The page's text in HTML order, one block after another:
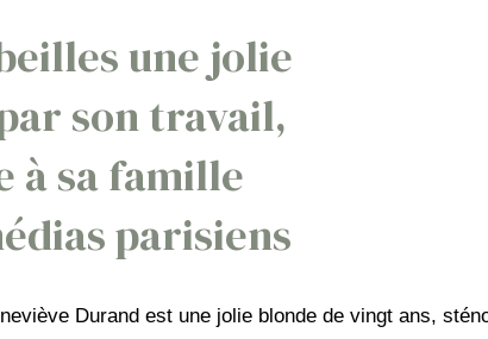
une jolie
son travail,
à sa famille
parisiens
Durand est une jolie blonde de vingt ans,